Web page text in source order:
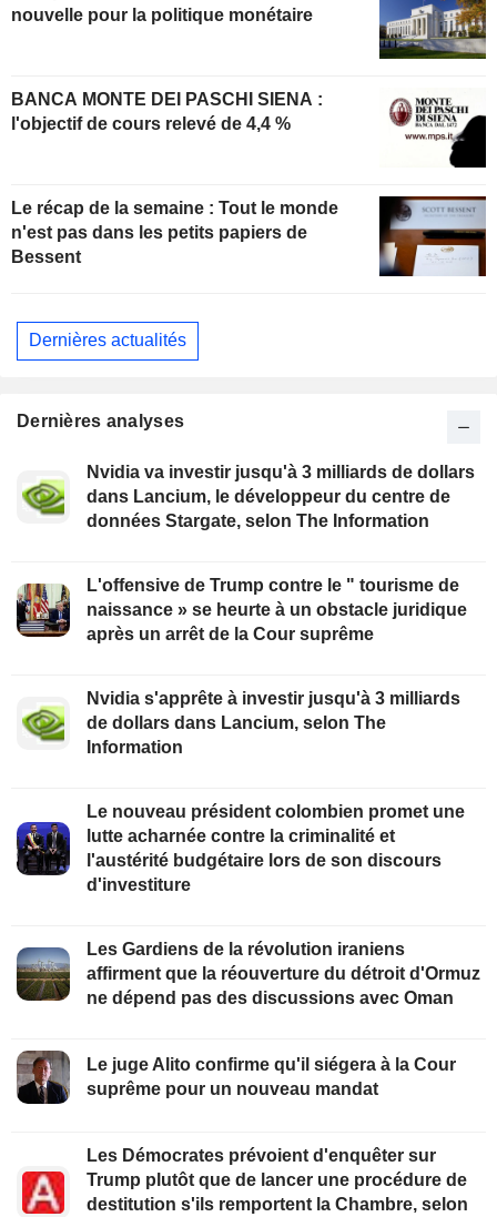
nouvelle pour la politique monétaire
BANCA MONTE DEI PASCHI SIENA :
l'objectif de cours relevé de 4,4 %
Le récap de la semaine : Tout le monde
n'est pas dans les petits papiers de
Bessent
Dernières actualités
Dernières analyses
Nvidia va investir jusqu'à 3 milliards de dollars
dans Lancium, le développeur du centre de
données Stargate, selon The Information
L'offensive de Trump contre le " tourisme de
naissance » se heurte à un obstacle juridique
après un arrêt de la Cour suprême
Nvidia s'apprête à investir jusqu'à 3 milliards
de dollars dans Lancium, selon The
Information
Le nouveau président colombien promet une
lutte acharnée contre la criminalité et
l'austérité budgétaire lors de son discours
d'investiture
Les Gardiens de la révolution iraniens
affirment que la réouverture du détroit d'Ormuz
ne dépend pas des discussions avec Oman
Le juge Alito confirme qu'il siégera à la Cour
suprême pour un nouveau mandat
Les Démocrates prévoient d'enquêter sur
Trump plutôt que de lancer une procédure de
destitution s'ils remportent la Chambre, selon